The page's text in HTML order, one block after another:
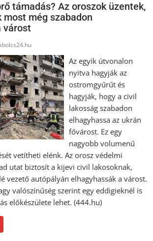
támadás? Az oroszok üzentek,
most még szabadon
várost
Az egyik útvonalon
nyitva hagyják az
ostromgyűrűt és
hagyják, hogy a civil
lakosság szabadon
elhagyhassa az ukrán
fővárost. Ez egy
nagyobb volumenű
vetítheti elénk. Az orosz védelmi
utat biztosít a kijevi civil lakosoknak,
vezető autópályán elhagyhassák a várost.
valószínűség szerint egy eddigieknél is
előkészülete lehet. (444.hu)